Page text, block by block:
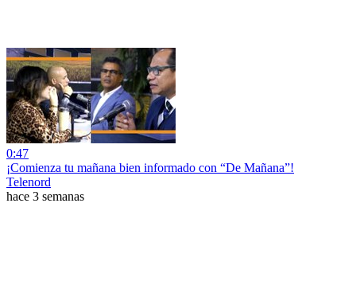
0:47
¡Comienza tu mañana bien informado con “De Mañana”!
Telenord
hace 3 semanas